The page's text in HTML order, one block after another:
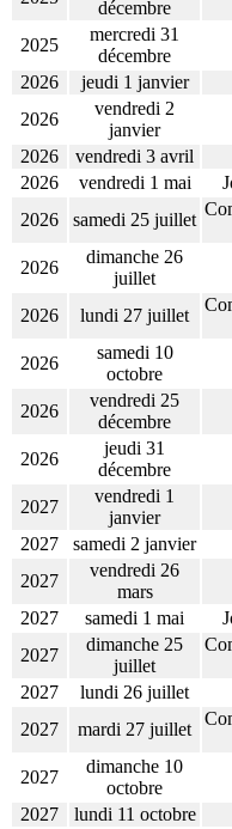
décembre
2025
mercredi 31
décembre
2026
jeudi 1 janvier
2026
vendredi 2
janvier
2026
vendredi 3 avril
2026
vendredi 1 mai
2026
samedi 25 juillet
2026
dimanche 26
juillet
2026 lundi 27 juillet
2026
samedi 10
octobre
2026
vendredi 25
décembre
2026
jeudi 31
décembre
2027
vendredi 1
janvier
2027
samedi 2 janvier
2027
vendredi 26
mars
2027
samedi 1 mai
2027
dimanche 25
juillet
2027
lundi 26 juillet
2027
mardi 27 juillet
2027
dimanche 10
octobre
2027
lundi 11 octobre